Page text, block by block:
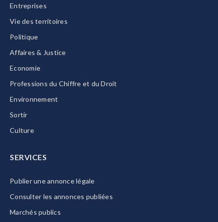
Entreprises
Vie des territoires
Politique
Affaires & Justice
Economie
Professions du Chiffre et du Droit
Environnement
Sortir
Culture
SERVICES
Publier une annonce légale
Consulter les annonces publiées
Marchés publics